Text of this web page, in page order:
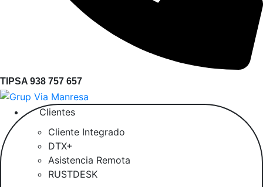
TIPSA 938 757 657
Clientes
Cliente Integrado
DTX+
Asistencia Remota
RUSTDESK